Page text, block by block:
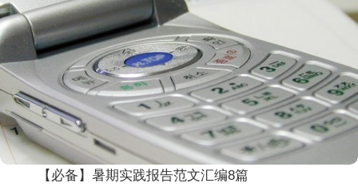
【必备】暑期实践报告范文汇编8篇